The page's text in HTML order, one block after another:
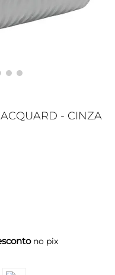
- CINZA
no pix